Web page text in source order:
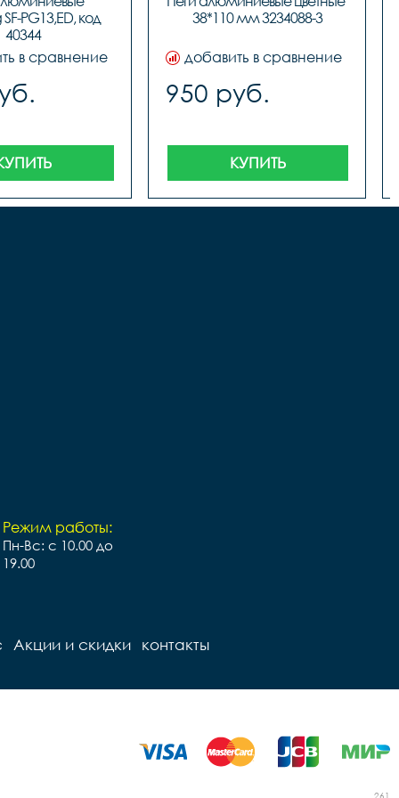
PG13,ED, код
40344
в сравнение
размер 38мм х 110мм.
38*110 мм 3234088-3
добавить в сравнение
950 руб.
КУПИТЬ
Режим работы:
Пн-Вс: с 10.00 до
19.00
Акции и скидки контакты
261